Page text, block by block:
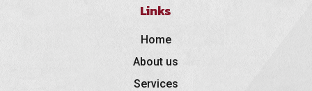
Links
Home
About us
Services